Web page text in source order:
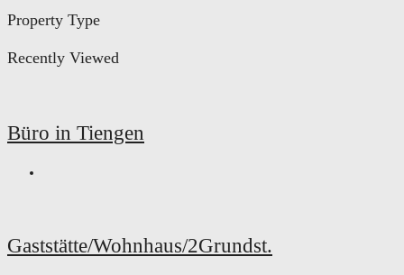
Property Type
Recently Viewed
Büro in Tiengen
Gaststätte/Wohnhaus/2Grundst.